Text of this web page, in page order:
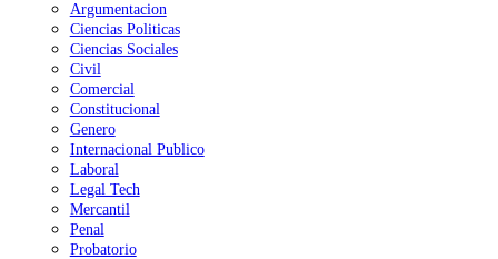
Argumentacion
Ciencias Politicas
Ciencias Sociales
Civil
Comercial
Constitucional
Genero
Internacional Publico
Laboral
Legal Tech
Mercantil
Penal
Probatorio